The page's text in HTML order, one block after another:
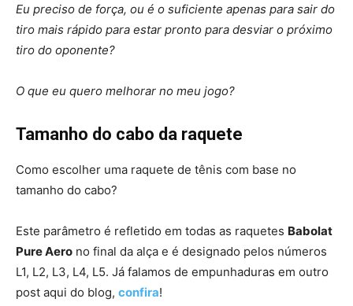
Eu preciso de força, ou é o suficiente apenas para sair do
tiro mais rápido para estar pronto para desviar o próximo
tiro do oponente?
O que eu quero melhorar no meu jogo?
Tamanho do cabo da raquete
Como escolher uma raquete de tênis com base no
tamanho do cabo?
Este parâmetro é refletido em todas as raquetes Babolat
Pure Aero no final da alça e é designado pelos números
L1, L2, L3, L4, L5. Já falamos de empunhaduras em outro
post aqui do blog, confira!